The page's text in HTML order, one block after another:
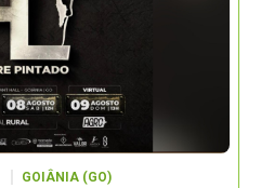
GOIÂNIA (GO)